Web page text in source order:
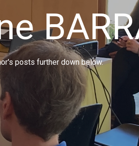
posts further down below.